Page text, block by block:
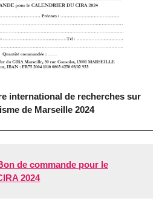
international de recherches sur
de Marseille 2024
de commande pour le
2024